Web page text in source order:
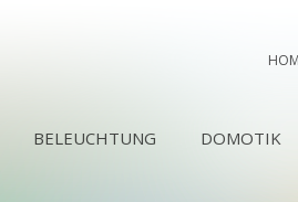
BELEUCHTUNG DOMOTIK